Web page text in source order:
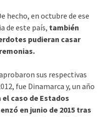
hecho, en octubre de ese
de este país, también
pudieran casar
sus respectivas
fue Dinamarca y, un año
el caso de Estados
en junio de 2015 tras